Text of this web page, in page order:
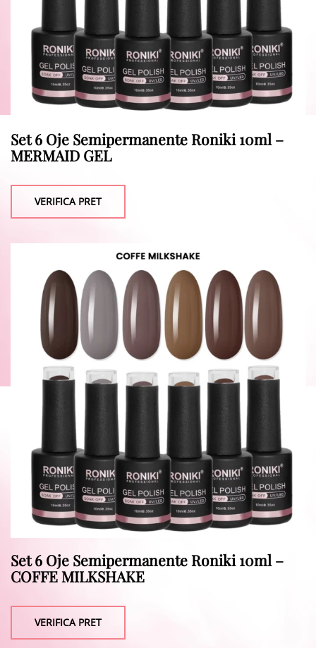
Set 6 Oje Semipermanente Roniki 10ml –
MERMAID GEL
VERIFICA PRET
Set 6 Oje Semipermanente Roniki 10ml –
COFFE MILKSHAKE
VERIFICA PRET